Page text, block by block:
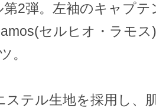
2弾。左袖のキャプ
セルヒオ・ラモ
。
ステル生地を採用し、